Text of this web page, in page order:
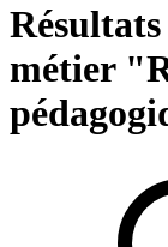
métier